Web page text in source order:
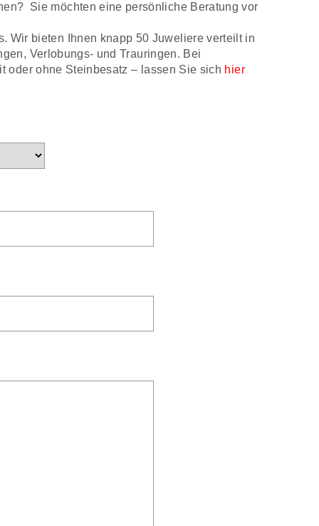
Sie möchten eine persönliche Beratung vor
Wir bieten Ihnen knapp 50 Juweliere verteilt in
Verlobungs- und Trauringen. Bei
oder ohne Steinbesatz – lassen Sie sich hier